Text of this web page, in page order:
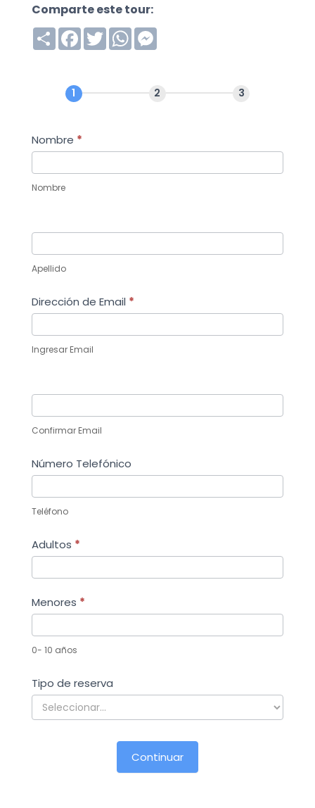
Comparte este tour:
S
h
a
F
a
c
o
o
T
w
e
W
h
a
A
M
n
g
Nombre *
Nombre
Apellido
Dirección de Email *
Ingresar Email
Confirmar Email
Número Telefónico
Teléfono
Adultos *
Menores *
0- 10 años
Tipo de reserva